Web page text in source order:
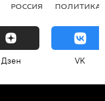
РОССИЯ ПОЛИТИКА
Дзен VK